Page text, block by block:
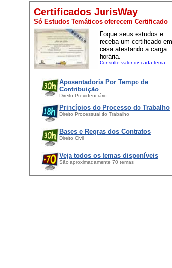
Certificados JurisWay
Só Estudos Temáticos oferecem Certificado
Foque seus estudos e
receba um certificado em
casa atestando a carga
horária.
Consulte valor de cada tema
Aposentadoria Por Tempo de
Contribuição
Direito Previdenciário
Princípios do Processo do Trabalho
Direito Processual do Trabalho
Bases e Regras dos Contratos
Direito Civil
Veja todos os temas disponíveis
São aproximadamente 70 temas